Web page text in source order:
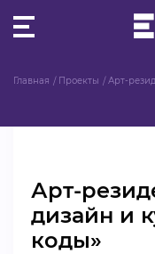
Главная Проекты Арт-
Арт-
дизайн и
коды»